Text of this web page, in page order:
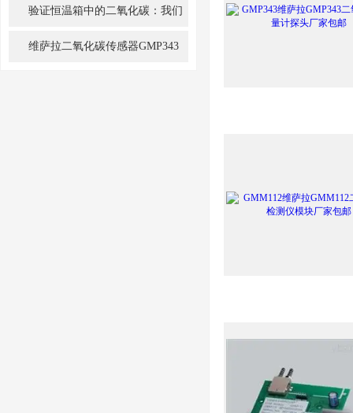
GMP251和GMP252
验证恒温箱中的二氧化碳：我们
需要绘制分布图吗？
维萨拉二氧化碳传感器GMP343